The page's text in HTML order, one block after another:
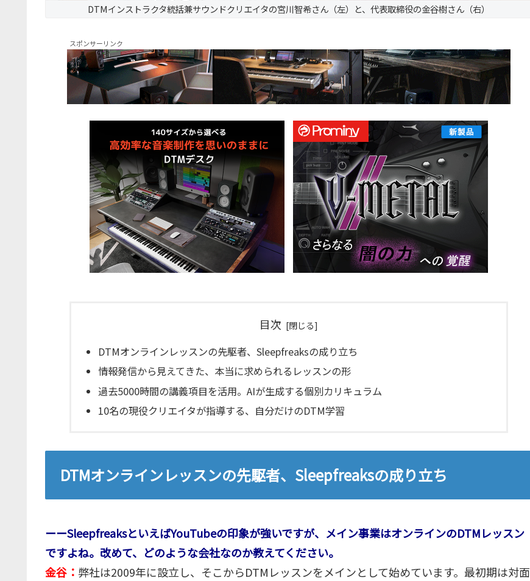
DTMインストラクタ統括兼サウンドクリエイタの宮川智希さん（左）と、代表取締役の金谷樹さん（右）
スポンサーリンク
目次
DTMオンラインレッスンの先駆者、Sleepfreaksの成り立ち
情報発信から見えてきた、本当に求められるレッスンの形
過去5000時間の講義項目を活用。AIが生成する個別カリキュラム
10名の現役クリエイタが指導する、自分だけのDTM学習
DTMオンラインレッスンの先駆者、Sleepfreaksの成り立ち
ーーSleepfreaksといえばYouTubeの印象が強いですが、メイン事業はオンラインのDTMレッスン
ですよね。改めて、どのような会社なのか教えてください。
金谷： 弊社は2009年に設立し、そこからDTMレッスンをメインとして始めています。最初期は対面